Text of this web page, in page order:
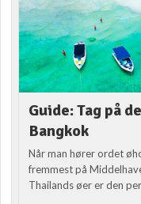
Guide: Tag på
Bangkok
Når man hører ordet
fremmest på
Thailands øer er den